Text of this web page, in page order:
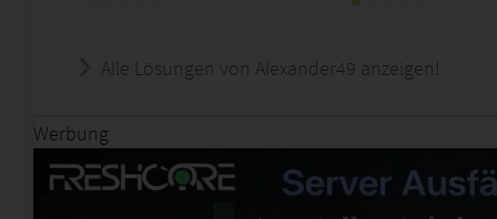
Alle Lösungen von Alexander49 anzeigen!
Werbung